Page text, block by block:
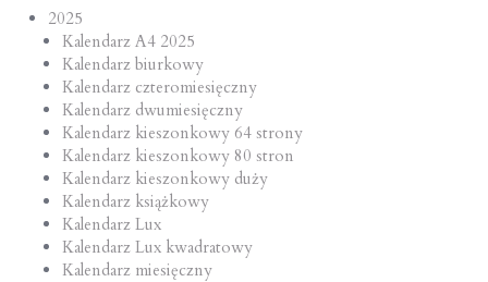
2025
Kalendarz A4 2025
Kalendarz biurkowy
Kalendarz czteromiesięczny
Kalendarz dwumiesięczny
Kalendarz kieszonkowy 64 strony
Kalendarz kieszonkowy 80 stron
Kalendarz kieszonkowy duży
Kalendarz książkowy
Kalendarz Lux
Kalendarz Lux kwadratowy
Kalendarz miesięczny